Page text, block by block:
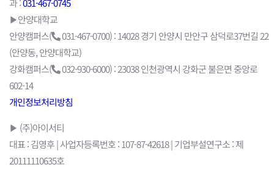
과 :031-467-0745
▶안양대학교
안양캠퍼스(
031-467-0700) : 14028 경기 안양시 만안구 삼덕로37번길 22
(안양동, 안양대학교)
강화캠퍼스(
032-930-6000) : 23038 인천광역시 강화군 불은면 중앙로
602-14
개인정보처리방침
▶ (주)아이서티
대표 : 김영후 | 사업자등록번호 : 107-87-42618 | 기업부설연구소 : 제
20111110635호